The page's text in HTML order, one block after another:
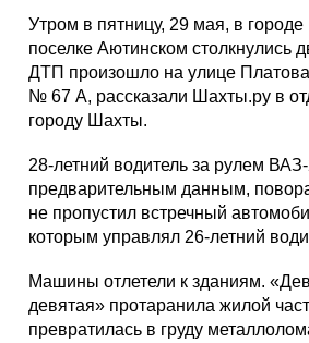
Карты
Утром в пятницу, 29 мая, в
поселке Аютинском столкнулись
ДТП произошло на улице
№ 67 А, рассказали Шахты.ру в
городу Шахты.
28-летний водитель за рулем
предварительным данным,
не пропустил встречный
которым управлял 26-летний
Машины отлетели к зданиям.
девятая» протаранила жилой
превратилась в груду